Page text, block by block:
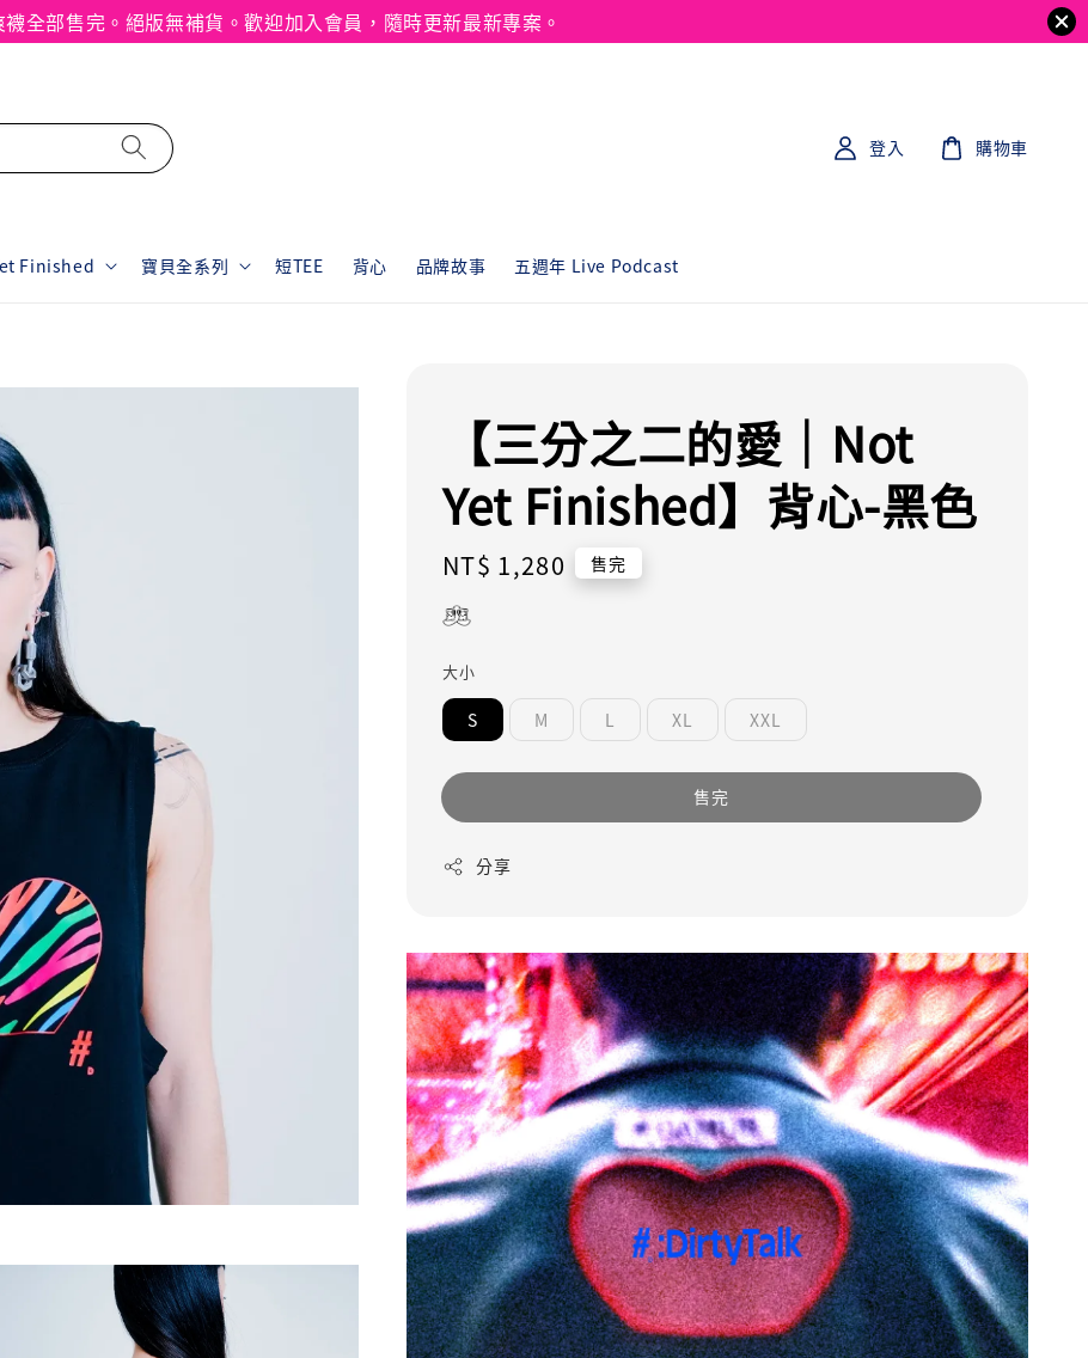
襪全部售完。絕版無補貨。歡迎加入會員，隨時更新最新專案。
Finished 寶貝全系列 短TEE 背心 品牌故事 五週年 Live Podcast
登入 購物車
【三分之二的愛｜Not
Yet Finished】背心-黑色
Regular
price
NT$ 1,280 售完
大小
S M L XL XXL
售完
分享